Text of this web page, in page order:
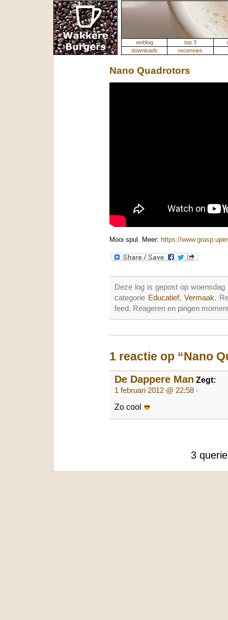
weblog top 3
downloads
recensies
Nano Quadrotors
Mooi spul. Meer: https://
Deze log is gepost op
categorie Educatief, Vermaak.
feed. Reageren en pingen
1 reactie op “Nano
De Dappere Man Zegt:
1 februari 2012 @ 22:58 -
Zo cool
3